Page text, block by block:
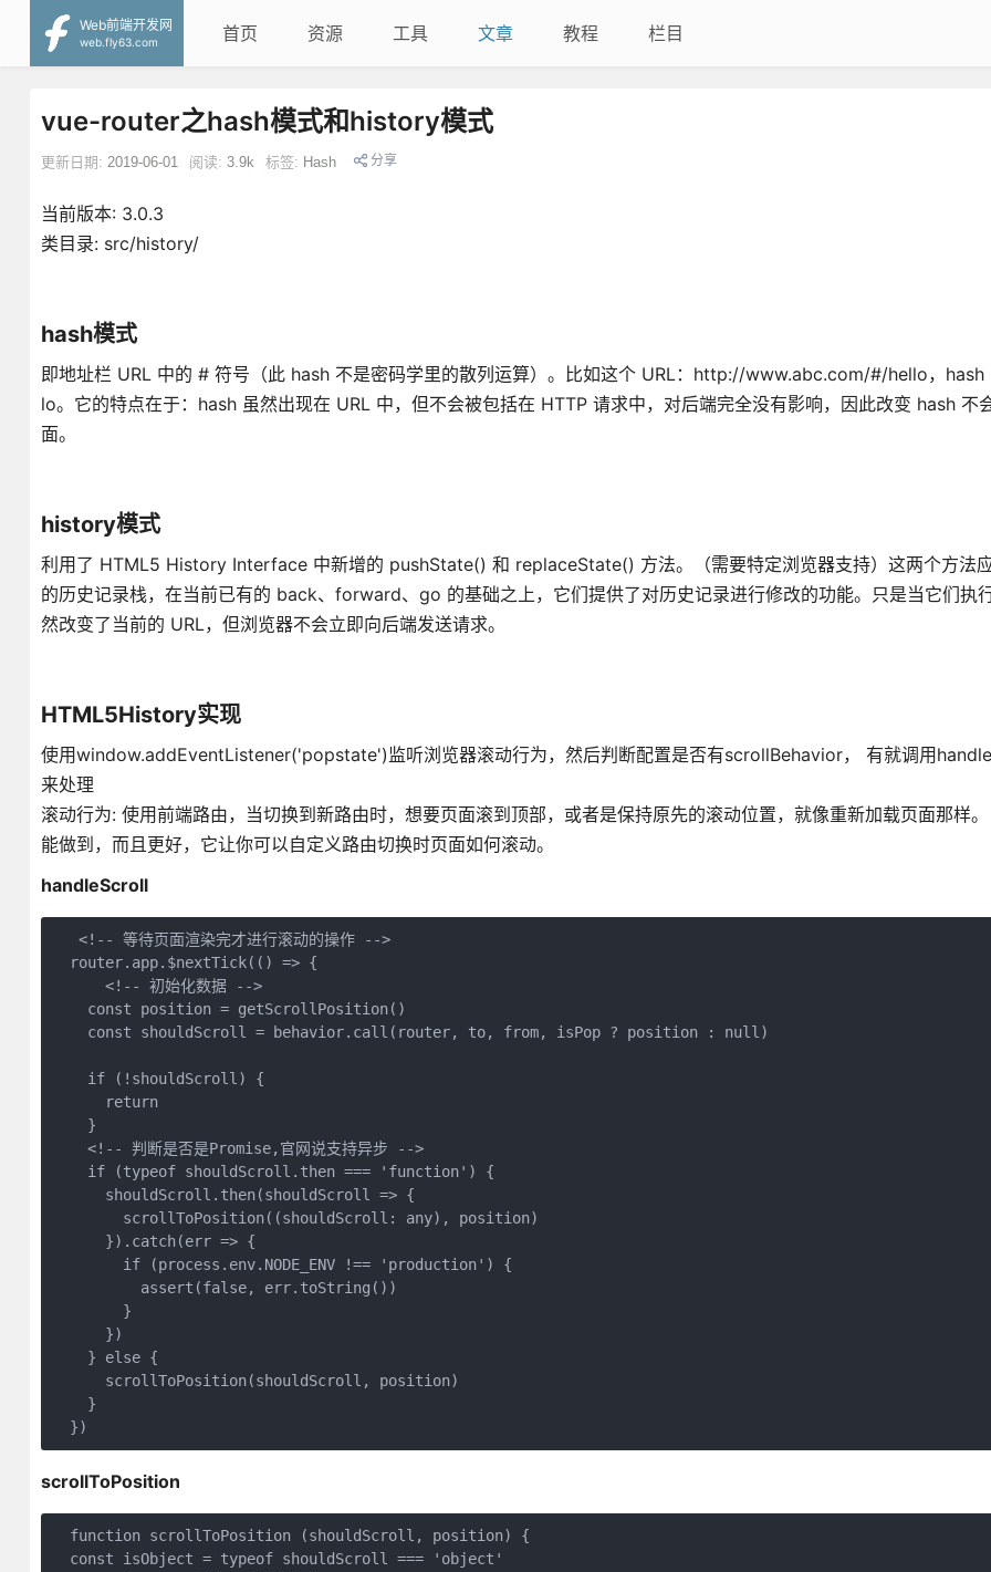
Web前端开发网
web.fly63.com
首页 资源 工具 文章 教程 栏目
vue-router之hash模式和history模式
更新日期: 2019-06-01 阅读: 3.9k 标签: Hash 分享
当前版本: 3.0.3
类目录: src/history/
hash模式
即地址栏 URL 中的 # 符号（此 hash 不是密码学里的散列运算）。比如这个 URL：http://www.abc.com/#/hello，
lo。它的特点在于：hash 虽然出现在 URL 中，但不会被包括在 HTTP 请求中，对后端完全没有影响，因此改变 hash 不
面。
history模式
利用了 HTML5 History Interface 中新增的 pushState() 和 replaceState() 方法。（需要特定浏览器支持）这两个方法
的历史记录栈，在当前已有的 back、forward、go 的基础之上，它们提供了对历史记录进行修改的功能。只是当它们执
然改变了当前的 URL，但浏览器不会立即向后端发送请求。
HTML5History实现
使用window.addEventListener('popstate')监听浏览器滚动行为，然后判断配置是否有scrollBehavior， 有就调用
来处理
滚动行为: 使用前端路由，当切换到新路由时，想要页面滚到顶部，或者是保持原先的滚动位置，就像重新加载页面那样
能做到，而且更好，它让你可以自定义路由切换时页面如何滚动。
handleScroll
   <!-- 等待页面渲染完才进行滚动的操作 -->
  router.app.$nextTick(() => {
      <!-- 初始化数据 -->
    const position = getScrollPosition()
    const shouldScroll = behavior.call(router, to, from, isPop ? position : null)
    if (!shouldScroll) {
      return
    }
    <!-- 判断是否是Promise,官网说支持异步 -->
    if (typeof shouldScroll.then === 'function') {
      shouldScroll.then(shouldScroll => {
        scrollToPosition((shouldScroll: any), position)
      }).catch(err => {
        if (process.env.NODE_ENV !== 'production') {
          assert(false, err.toString())
        }
      })
    } else {
      scrollToPosition(shouldScroll, position)
    }
scrollToPosition
  function scrollToPosition (shouldScroll, position) {
  const isObject = typeof shouldScroll === 'object'